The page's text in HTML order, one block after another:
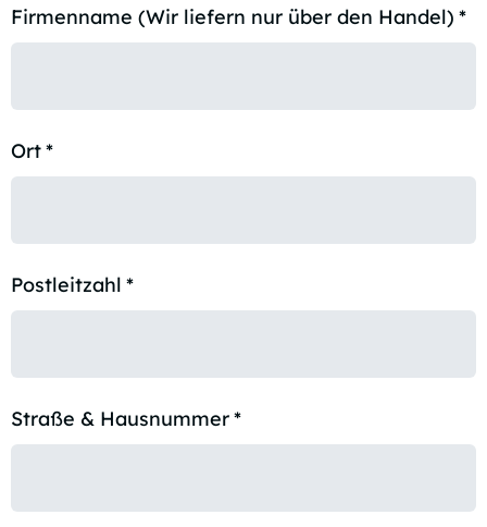
Firmenname (Wir liefern nur über den Handel) *
Ort*
Postleitzahl *
Straße & Hausnummer*